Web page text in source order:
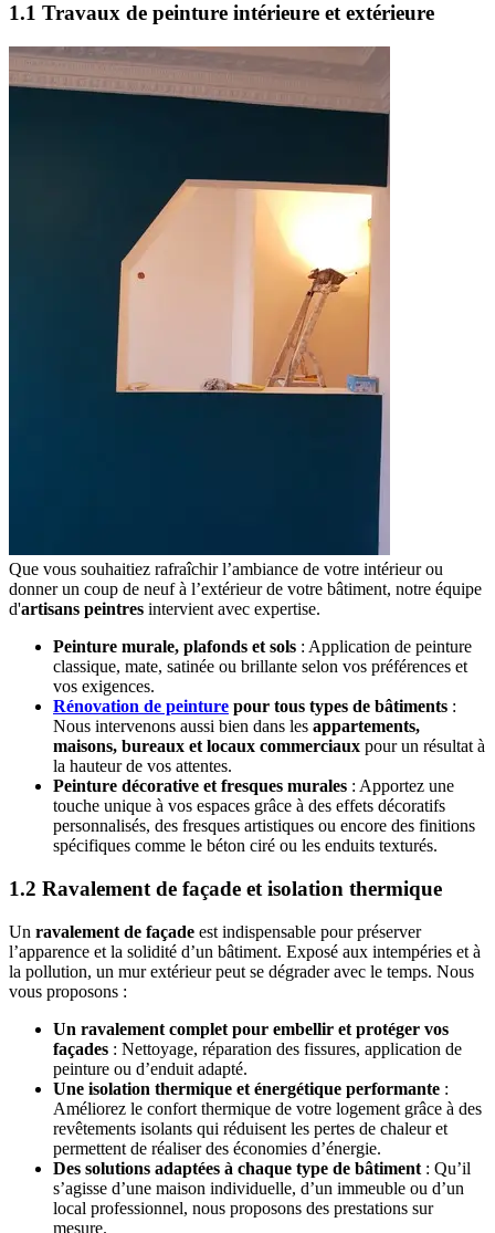
1.1 Travaux de peinture intérieure et extérieure
Que vous souhaitiez rafraîchir l’ambiance de votre intérieur ou
donner un coup de neuf à l’extérieur de votre bâtiment, notre équipe
d'artisans peintres intervient avec expertise.
Peinture murale, plafonds et sols : Application de peinture
classique, mate, satinée ou brillante selon vos préférences et
vos exigences.
Rénovation de peinture pour tous types de bâtiments :
Nous intervenons aussi bien dans les appartements,
maisons, bureaux et locaux commerciaux pour un résultat à
la hauteur de vos attentes.
Peinture décorative et fresques murales : Apportez une
touche unique à vos espaces grâce à des effets décoratifs
personnalisés, des fresques artistiques ou encore des finitions
spécifiques comme le béton ciré ou les enduits texturés.
1.2 Ravalement de façade et isolation thermique
Un ravalement de façade est indispensable pour préserver
l’apparence et la solidité d’un bâtiment. Exposé aux intempéries et à
la pollution, un mur extérieur peut se dégrader avec le temps. Nous
vous proposons :
Un ravalement complet pour embellir et protéger vos
façades : Nettoyage, réparation des fissures, application de
peinture ou d’enduit adapté.
Une isolation thermique et énergétique performante :
Améliorez le confort thermique de votre logement grâce à des
revêtements isolants qui réduisent les pertes de chaleur et
permettent de réaliser des économies d’énergie.
Des solutions adaptées à chaque type de bâtiment : Qu’il
s’agisse d’une maison individuelle, d’un immeuble ou d’un
local professionnel, nous proposons des prestations sur
mesure.